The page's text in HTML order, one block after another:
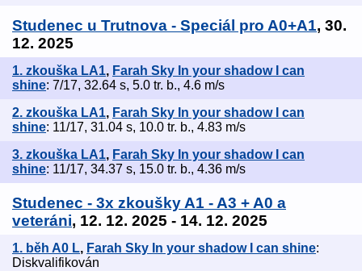
Studenec u Trutnova - Speciál pro A0+A1, 30.
12. 2025
1. zkouška LA1, Farah Sky In your shadow I can
shine: 7/17, 32.64 s, 5.0 tr. b., 4.6 m/s
2. zkouška LA1, Farah Sky In your shadow I can
shine: 11/17, 31.04 s, 10.0 tr. b., 4.83 m/s
3. zkouška LA1, Farah Sky In your shadow I can
shine: 11/17, 34.37 s, 15.0 tr. b., 4.36 m/s
Studenec - 3x zkoušky A1 - A3 + A0 a
veteráni, 12. 12. 2025 - 14. 12. 2025
1. běh A0 L, Farah Sky In your shadow I can shine:
Diskvalifikován